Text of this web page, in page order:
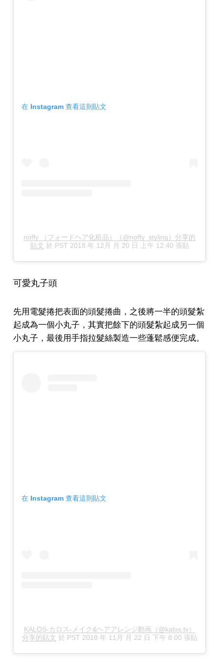
在 Instagram 查看這則貼文
noffy （フォードヘア化粧品）（@noffy_styling）分享的
貼文 於 PST 2018 年 12月 月 20 日 上午 12:40 張貼
可愛丸子頭
先用電髮捲把表面的頭髮捲曲，之後將一半的頭髮紮
起成為一個小丸子，其實把餘下的頭髮紮起成另一個
小丸子，最後用手指拉髮絲製造一些蓬鬆感便完成。
在 Instagram 查看這則貼文
KALOS-カロス-メイク&ヘアアレンジ動画（@kalos.tv）
分享的貼文 於 PST 2018 年 11月 月 22 日 下午 8:00 張貼